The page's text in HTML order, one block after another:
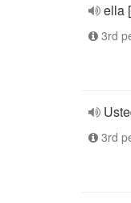
ella
3rd
3rd